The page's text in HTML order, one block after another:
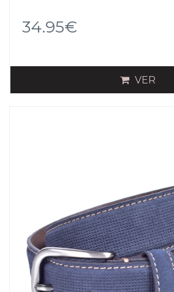
34.95€
VER